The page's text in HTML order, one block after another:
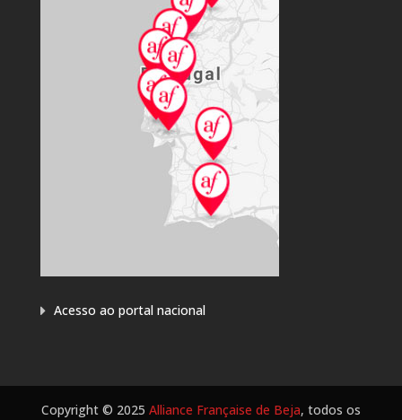
Acesso ao portal nacional
Copyright © 2025 Alliance Française de Beja, todos os